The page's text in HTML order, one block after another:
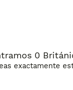
de
de compañía.
robusta y
0
exactamente